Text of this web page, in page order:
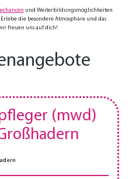
und Weiter­­bil­dungs­­möglich­­keiten
die besondere Atmos­phäre und das
freuen uns auf dich!
(mwd)